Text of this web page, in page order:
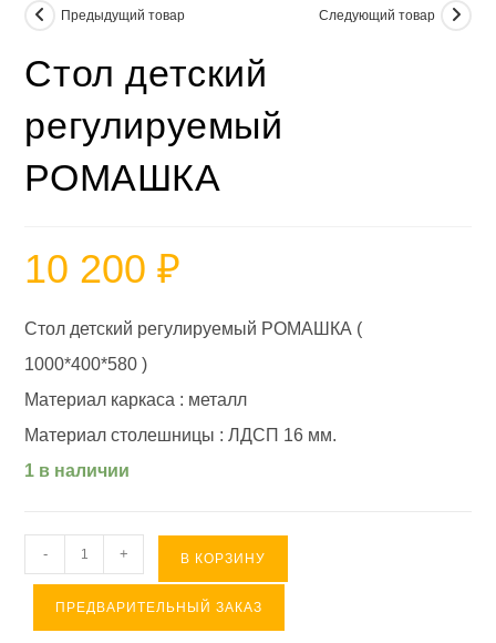
Предыдущий товар Следующий товар
Стол детский
регулируемый
РОМАШКА
10 200₽
Стол детский регулируемый РОМАШКА (
1000*400*580 )
Материал каркаса : металл
Материал столешницы : ЛДСП 16 мм.
1 в наличии
Количество
товара
Стол
- + В КОРЗИНУ
ПРЕДВАРИТЕЛЬНЫЙ ЗАКАЗ